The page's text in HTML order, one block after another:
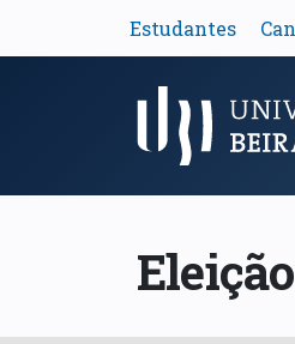
Estudantes
Menu